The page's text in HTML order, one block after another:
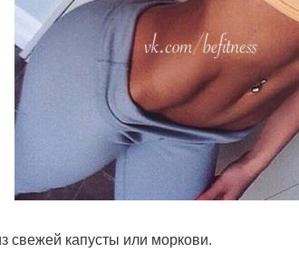
свежей капусты или моркови.